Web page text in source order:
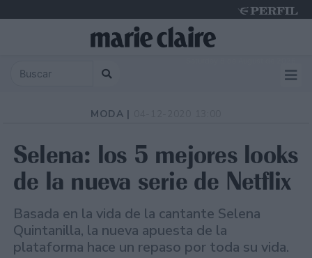
MODA |
Selena: los 5 mejores looks
de la nueva serie de Netflix
Basada en la vida de la cantante Selena
Quintanilla, la nueva apuesta de la
plataforma hace un repaso por toda su vida.